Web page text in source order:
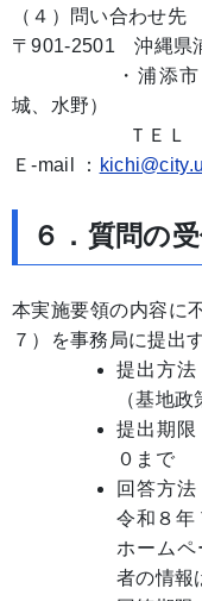
（４）問い合わせ先
〒901-2501 沖縄県
・浦添市 港湾
城、水野）
ＴＥＬ ：
Ｅ-mail ：
６．質問の
本実施要領の内容に
７）を事務局に提出
提出方
（基地
提出期限
０まで
回答方法
令和８年
ホーム
者の情報